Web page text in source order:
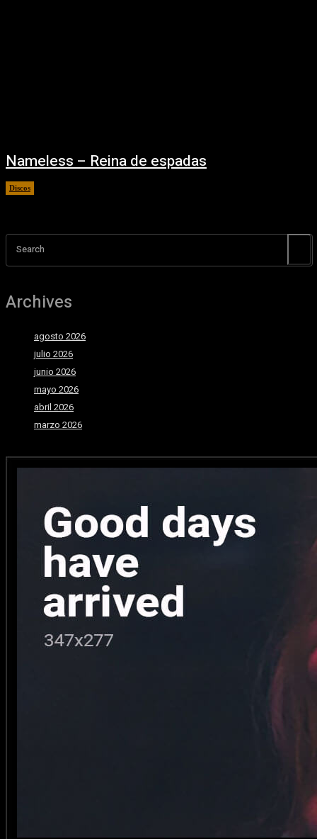
Nameless – Reina de espadas
Discos
Search
Archives
agosto 2026
julio 2026
junio 2026
mayo 2026
abril 2026
marzo 2026